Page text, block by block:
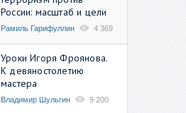
России: масштаб и цели
Рамиль Гарифуллин 4 369
Уроки Игоря Фроянова.
К девяностолетию
мастера
Владимир Шульгин 9 200